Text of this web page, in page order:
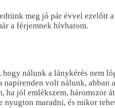
meg jó pár évvel ezelőtt
a férjemnek hívhatom.
hogy nálunk a lánykérés nem
napirenden volt nálunk,
ha jól emlékszem, háromszor
maradni, és mikor